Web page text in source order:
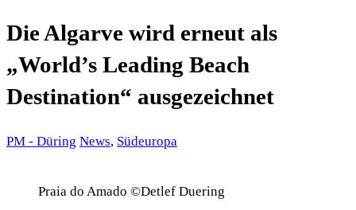
Die Algarve wird erneut als
„World’s Leading Beach
Destination“ ausgezeichnet
PM - Düring News, Südeuropa
Praia do Amado ©Detlef Duering